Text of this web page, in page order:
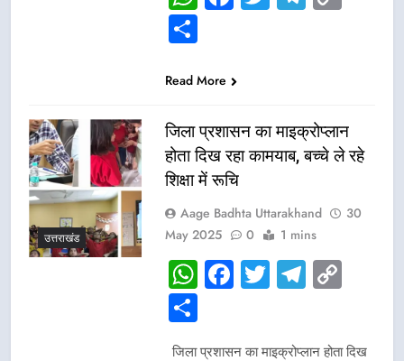
Share
Read More
उत्तराखंड
जिला प्रशासन का माइक्रोप्लान
होता दिख रहा कामयाब, बच्चे ले रहे
शिक्षा में रूचि
Aage Badhta Uttarakhand
30
May 2025
0 1 mins
WhatsApp
Facebook
Twitter
Share
जिला प्रशासन का माइक्रोप्लान होता दिख